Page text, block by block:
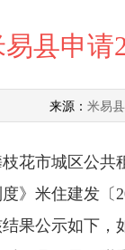
易县申请
来源： 米易
市城区公共租
》米住建发〔
果公示如下，